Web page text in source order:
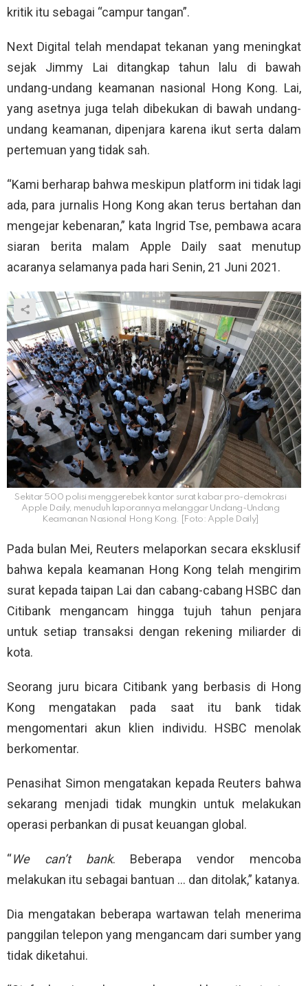
kritik itu sebagai “campur tangan”.
Next Digital telah mendapat tekanan yang meningkat
sejak Jimmy Lai ditangkap tahun lalu di bawah
undang-undang keamanan nasional Hong Kong. Lai,
yang asetnya juga telah dibekukan di bawah undang-
undang keamanan, dipenjara karena ikut serta dalam
pertemuan yang tidak sah.
“Kami berharap bahwa meskipun platform ini tidak lagi
ada, para jurnalis Hong Kong akan terus bertahan dan
mengejar kebenaran,” kata Ingrid Tse, pembawa acara
siaran berita malam Apple Daily saat menutup
acaranya selamanya pada hari Senin, 21 Juni 2021.
Sekitar 500 polisi menggerebek kantor surat kabar pro-demokrasi
Apple Daily, menuduh laporannya melanggar Undang-Undang
Keamanan Nasional Hong Kong. [Foto: Apple Daily]
Pada bulan Mei, Reuters melaporkan secara eksklusif
bahwa kepala keamanan Hong Kong telah mengirim
surat kepada taipan Lai dan cabang-cabang HSBC dan
Citibank mengancam hingga tujuh tahun penjara
untuk setiap transaksi dengan rekening miliarder di
kota.
Seorang juru bicara Citibank yang berbasis di Hong
Kong mengatakan pada saat itu bank tidak
mengomentari akun klien individu. HSBC menolak
berkomentar.
Penasihat Simon mengatakan kepada Reuters bahwa
sekarang menjadi tidak mungkin untuk melakukan
operasi perbankan di pusat keuangan global.
“We can’t bank. Beberapa vendor mencoba
melakukan itu sebagai bantuan … dan ditolak,” katanya.
Dia mengatakan beberapa wartawan telah menerima
panggilan telepon yang mengancam dari sumber yang
tidak diketahui.